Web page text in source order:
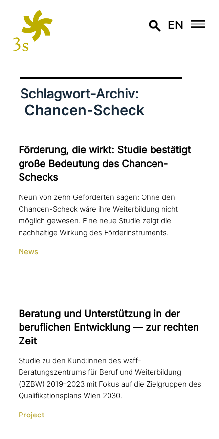
EN
Schlagwort-Archiv:
Chancen-Scheck
Förderung, die wirkt: Studie bestätigt
große Bedeutung des Chancen-
Schecks
Neun von zehn Geförderten sagen: Ohne den
Chancen-Scheck wäre ihre Weiterbildung nicht
möglich gewesen. Eine neue Studie zeigt die
nachhaltige Wirkung des Förderinstruments.
News
Beratung und Unterstützung in der
beruf­li­chen Entwicklung — zur rechten
Zeit
Studie zu den Kund:innen des waff-
Beratungszentrums für Beruf und Weiterbildung
(BZBW) 2019–2023 mit Fokus auf die Zielgruppen des
Qualifikationsplans Wien 2030.
Project